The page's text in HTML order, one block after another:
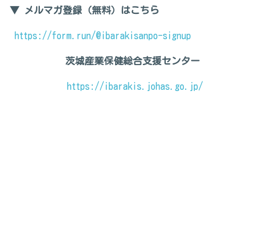
▼ メルマガ登録（無料）はこちら
https://form.run/@ibarakisanpo-signup
茨城産業保健総合支援センター
https://ibarakis.johas.go.jp/